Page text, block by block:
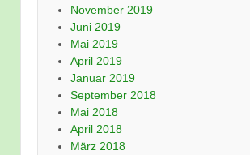
November 2019
Juni 2019
Mai 2019
April 2019
Januar 2019
September 2018
Mai 2018
April 2018
März 2018